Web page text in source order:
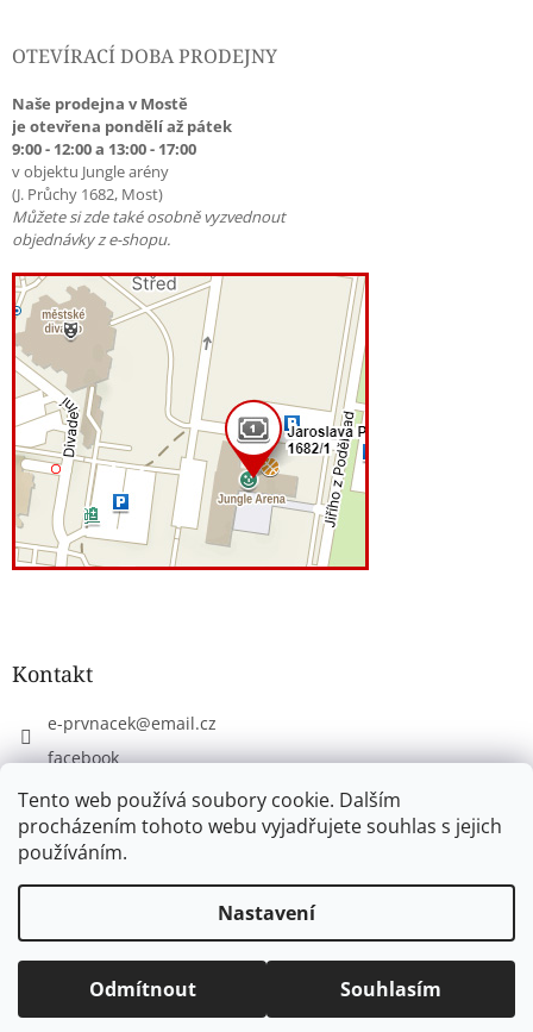
Tento web používá soubory cookie. Dalším
procházením tohoto webu vyjadřujete souhlas s jejich
používáním.
Nastavení
Odmítnout Souhlasím
OTEVÍRACÍ DOBA PRODEJNY
Naše prodejna v Mostě
je otevřena pondělí až pátek
9:00 - 12:00 a 13:00 - 17:00
v objektu Jungle arény
(J. Průchy 1682, Most)
Můžete si zde také osobně vyzvednout
objednávky z e-shopu.
Kontakt
e-prvnacek@email.cz
facebook
eprvnacek
Copyright 2026www.e-prvnacek.cz. Všechna práva